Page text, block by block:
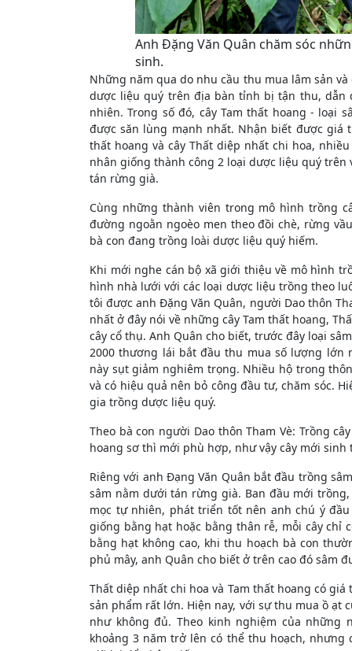
Anh Đặng Văn Quân chăm sóc
sinh.
Những năm qua do nhu cầu thu mua lâm sản
dược liệu quý trên địa bàn tỉnh bị tận thu, dẫn
nhiên. Trong số đó, cây Tam thất hoang - loại
được săn lùng mạnh nhất. Nhận biết được giá
thất hoang và cây Thất diệp nhất chi hoa,
nhân giống thành công 2 loại dược liệu quý
tán rừng già.
Cùng những thành viên trong mô hình trồng
đường ngoằn ngoèo men theo đồi chè, rừng
bà con đang trồng loài dược liệu quý hiếm.
Khi mới nghe cán bộ xã giới thiệu về mô hình
hình nhà lưới với các loại dược liệu trồng theo
tôi được anh Đặng Văn Quân, người Dao thôn
nhất ở đây nói về những cây Tam thất hoang,
cây cổ thụ. Anh Quân cho biết, trước đây loại
2000 thương lái bắt đầu thu mua số lượng lớn
này sụt giảm nghiêm trọng. Nhiều hộ trong
và có hiệu quả nên bỏ công đầu tư, chăm sóc.
gia trồng dược liệu quý.
Theo bà con người Dao thôn Tham Vè: Trồng
hoang sơ thì mới phù hợp, như vậy cây mới
Riêng với anh Đạng Văn Quân bắt đầu trồng
sâm nằm dưới tán rừng già. Ban đầu mới
mọc tự nhiên, phát triển tốt nên anh chú ý
giống bằng hạt hoặc bằng thân rễ, mỗi cây chỉ
bằng hạt không cao, khi thu hoạch bà con
phủ mây, anh Quân cho biết ở trên cao đó sâm
Thất diệp nhất chi hoa và Tam thất hoang có
sản phẩm rất lớn. Hiện nay, với sự thu mua ồ ạt
như không đủ. Theo kinh nghiệm của
khoảng 3 năm trở lên có thể thu hoạch,